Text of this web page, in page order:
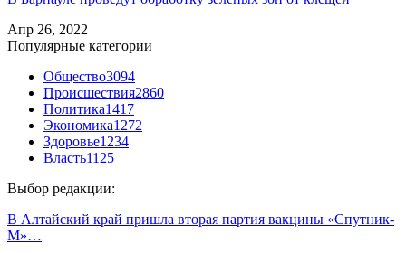
Апр 26, 2022
Популярные категории
Общество3094
Происшествия2860
Политика1417
Экономика1272
Здоровье1234
Власть1125
Выбор редакции:
В Алтайский край пришла вторая партия вакцины «Спутник-
М»…